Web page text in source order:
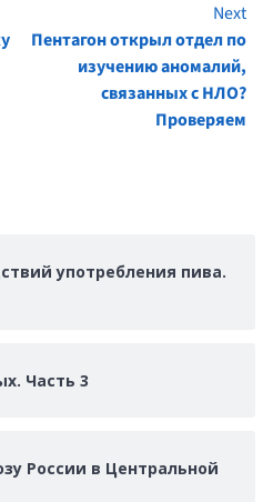
Next
Пентагон открыл отдел по
изучению аномалий,
связанных с НЛО?
Проверяем
употребления пива.
Часть 3
России в Центральной